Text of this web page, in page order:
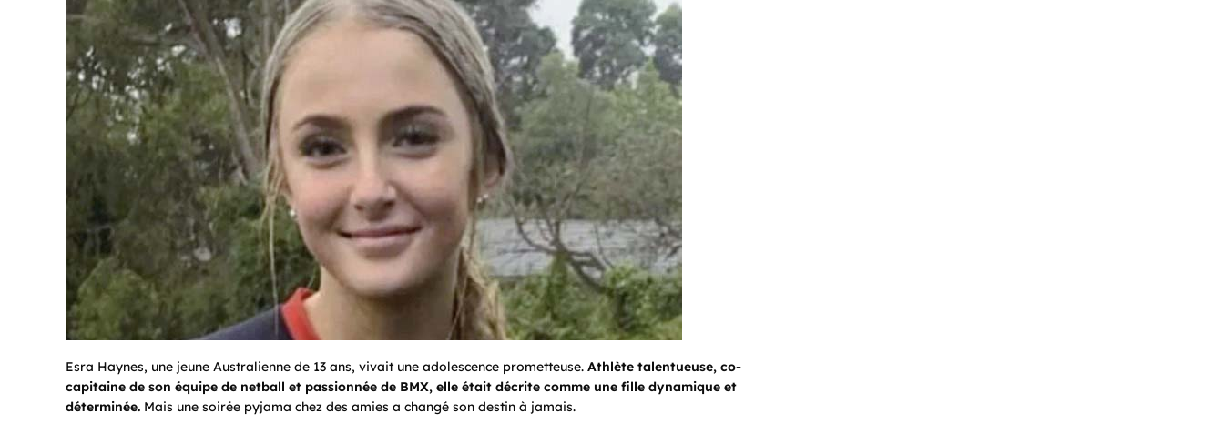
Esra Haynes, une jeune Australienne de 13 ans, vivait une adolescence prometteuse. Athlète talentueuse, co-
capitaine de son équipe de netball et passionnée de BMX, elle était décrite comme une fille dynamique et
déterminée. Mais une soirée pyjama chez des amies a changé son destin à jamais.